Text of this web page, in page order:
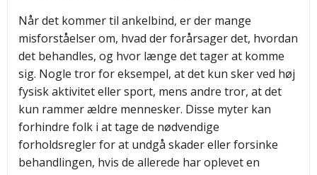
Når det kommer til ankelbind, er der mange
misforståelser om, hvad der forårsager det, hvordan
det behandles, og hvor længe det tager at komme
sig. Nogle tror for eksempel, at det kun sker ved høj
fysisk aktivitet eller sport, mens andre tror, at det
kun rammer ældre mennesker. Disse myter kan
forhindre folk i at tage de nødvendige
forholdsregler for at undgå skader eller forsinke
behandlingen, hvis de allerede har oplevet en